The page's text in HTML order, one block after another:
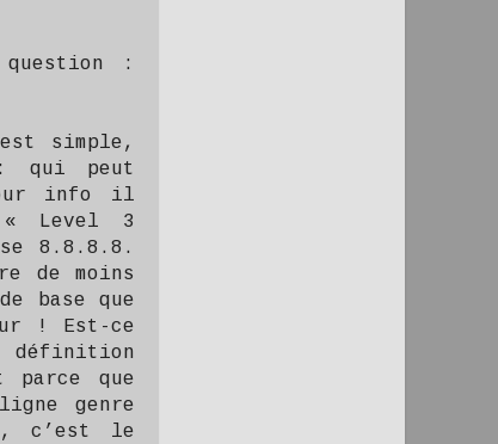
question :
simple,
qui peut
info il
« Level 3
8.8.8.8.
de moins
base que
! Est-ce
définition
parce que
genre
c’est le